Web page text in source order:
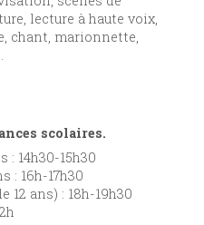
lecture à haute voix,
chant, marionnette,
scolaires.
: 14h30-15h30
: 16h-17h30
12 ans) : 18h-19h30